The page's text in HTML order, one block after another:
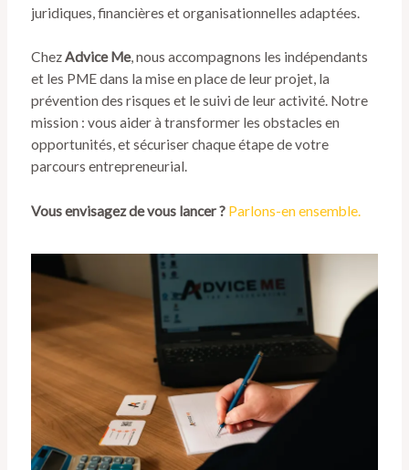
juridiques, financières et organisationnelles adaptées.
ChezAdvice Me, nous accompagnons les indépendants
et les PME dans la mise en place de leur projet, la
prévention des risques et le suivi de leur activité. Notre
mission : vous aider à transformer les obstacles en
opportunités, et sécuriser chaque étape de votre
parcours entrepreneurial.
Vous envisagez de vous lancer ? Parlons-en ensemble.